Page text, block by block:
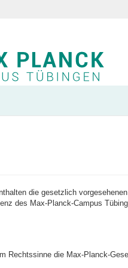
die gesetzlich
des Max-Planck-Campus
Rechtssinne die Max-Planck-